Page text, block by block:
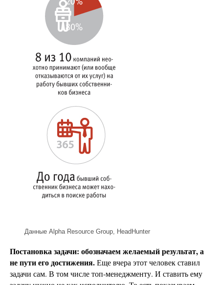
Данные Alpha Resource Group, HeadHunter
Постановка задачи: обозначаем желаемый результат, а
не пути его достижения.Еще вчера этот человек ставил
задачи сам. В том числе топ-менеджменту. И ставить ему